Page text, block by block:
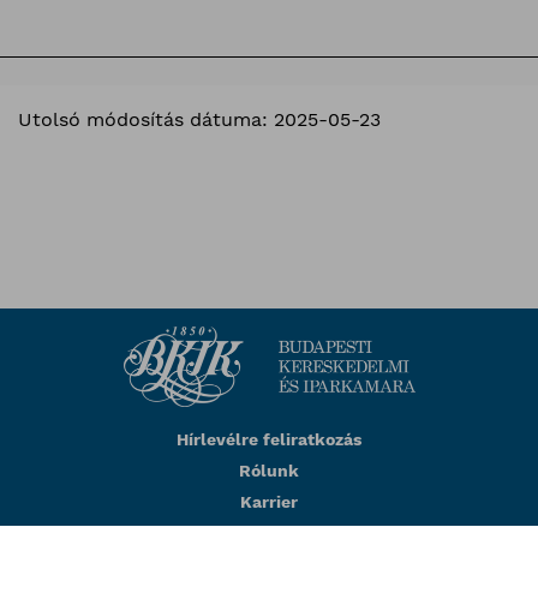
Utolsó módosítás dátuma: 2025-05-23
Hírlevélre feliratkozás
Rólunk
Karrier